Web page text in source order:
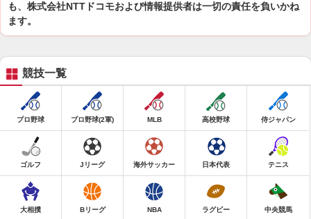
も、株式会社NTTドコモおよび情報提供者は一切の責任を負いかね
ます。
競技一覧
プロ野球 プロ野球(2軍) MLB 高校野球 侍ジャパン
ゴルフ Jリーグ 海外サッカー 日本代表 テニス
大相撲 Bリーグ NBA ラグビー 中央競馬